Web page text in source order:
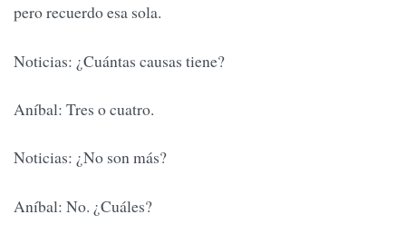
pero recuerdo esa sola.
Noticias: ¿Cuántas causas tiene?
Aníbal: Tres o cuatro.
Noticias: ¿No son más?
Aníbal: No. ¿Cuáles?